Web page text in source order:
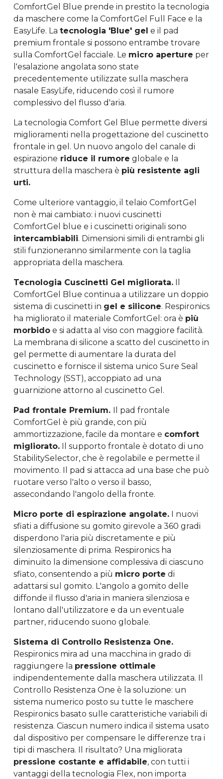
ComfortGel Blue prende in prestito la tecnologia
da maschere come la ComfortGel Full Face e la
EasyLife. La tecnologia 'Blue' gel e il pad
premium frontale si possono entrambe trovare
sulla ComfortGel facciale. Le micro aperture per
l'esalazione angolata sono state
precedentemente utilizzate sulla maschera
nasale EasyLife, riducendo così il rumore
complessivo del flusso d'aria.
La tecnologia Comfort Gel Blue permette diversi
miglioramenti nella progettazione del cuscinetto
frontale in gel. Un nuovo angolo del canale di
espirazione riduce il rumore globale e la
struttura della maschera è più resistente agli
urti.
Come ulteriore vantaggio, il telaio ComfortGel
non è mai cambiato: i nuovi cuscinetti
ComfortGel blue e i cuscinetti originali sono
intercambiabili. Dimensioni simili di entrambi gli
stili funzioneranno similarmente con la taglia
appropriata della maschera.
Tecnologia Cuscinetti Gel migliorata. Il
ComfortGel Blue continua a utilizzare un doppio
sistema di cuscinetti in gel e silicone. Respironics
ha migliorato il materiale ComfortGel: ora è più
morbido e si adatta al viso con maggiore facilità.
La membrana di silicone a scatto del cuscinetto in
gel permette di aumentare la durata del
cuscinetto e fornisce il sistema unico Sure Seal
Technology (SST), accoppiato ad una
guarnizione attorno al cuscinetto Gel.
Pad frontale Premium. Il pad frontale
ComfortGel è più grande, con più
ammortizzazione, facile da montare e comfort
migliorato. Il supporto frontale è dotato di uno
StabilitySelector, che è regolabile e permette il
movimento. Il pad si attacca ad una base che può
ruotare verso l'alto o verso il basso,
assecondando l'angolo della fronte.
Micro porte di espirazione angolate. I nuovi
sfiati a diffusione su gomito girevole a 360 gradi
disperdono l'aria più discretamente e più
silenziosamente di prima. Respironics ha
diminuito la dimensione complessiva di ciascuno
sfiato, consentendo a più micro porte di
adattarsi sul gomito. L'angolo a gomito delle
diffonde il flusso d'aria in maniera silenziosa e
lontano dall'utilizzatore e da un eventuale
partner, riducendo suono globale.
Sistema di Controllo Resistenza One.
Respironics mira ad una macchina in grado di
raggiungere la pressione ottimale
indipendentemente dalla maschera utilizzata. Il
Controllo Resistenza One è la soluzione: un
sistema numerico posto su tutte le maschere
Respironics basato sulle caratteristiche variabili di
resistenza. Ciascun numero indica il sistema usato
dal dispositivo per compensare le differenze tra i
tipi di maschera. Il risultato? Una migliorata
pressione costante e affidabile, con tutti i
vantaggi della tecnologia Flex, non importa